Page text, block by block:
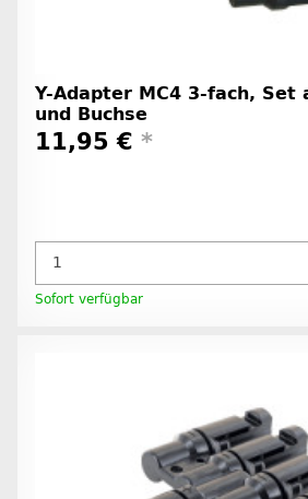
Y-Adapter MC4 3-fach, Set
und Buchse
11,95 € *
Sofort verfügbar